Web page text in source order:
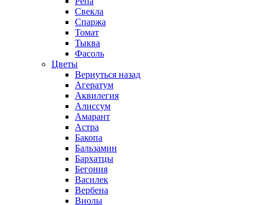
Свекла
Спаржа
Томат
Тыква
Фасоль
Цветы
Вернуться назад
Агератум
Аквилегия
Алиссум
Амарант
Астра
Бакопа
Бальзамин
Бархатцы
Бегония
Василек
Вербена
Виолы